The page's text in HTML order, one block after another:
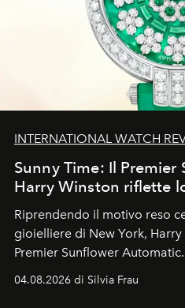
INTERNATIONAL WATCH
Sunny Time: Il Premier
Harry Winston riflette
Riprendendo il motivo reso
gioielliere di New York, Harry
Premier Sunflower Automatic.
04.08.2026 di Silvia Frau